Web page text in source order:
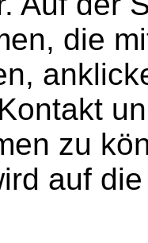
die
zu
auf